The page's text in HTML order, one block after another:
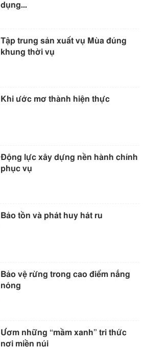
dụng...
Tập trung sản xuất vụ Mùa đúng
khung thời vụ
Khi ước mơ thành hiện thực
Động lực xây dựng nền hành chính
phục vụ
Bảo tồn và phát huy hát ru
Bảo vệ rừng trong cao điểm nắng
nóng
Ươm những “mầm xanh” tri thức
nơi miền núi